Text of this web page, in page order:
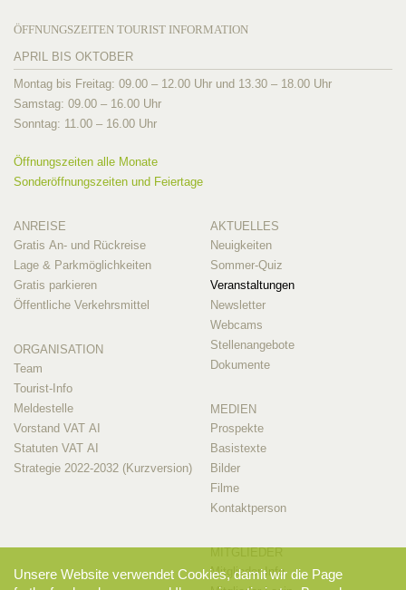
ÖFFNUNGSZEITEN TOURIST INFORMATION
APRIL BIS OKTOBER
Montag bis Freitag: 09.00 – 12.00 Uhr und 13.30 – 18.00 Uhr
Samstag: 09.00 – 16.00 Uhr
Sonntag: 11.00 – 16.00 Uhr
Öffnungszeiten alle Monate
Sonderöffnungszeiten und Feiertage
ANREISE
Gratis An- und Rückreise
Lage & Parkmöglichkeiten
Gratis parkieren
Öffentliche Verkehrsmittel
ORGANISATION
Team
Tourist-Info
Meldestelle
Vorstand VAT AI
Statuten VAT AI
Strategie 2022-2032 (Kurzversion)
AKTUELLES
Neuigkeiten
Sommer-Quiz
Veranstaltungen
Newsletter
Webcams
Stellenangebote
Dokumente
MEDIEN
Prospekte
Basistexte
Bilder
Filme
Kontaktperson
Mitglieder-Info
Unsere Website verwendet Cookies, damit wir die Page